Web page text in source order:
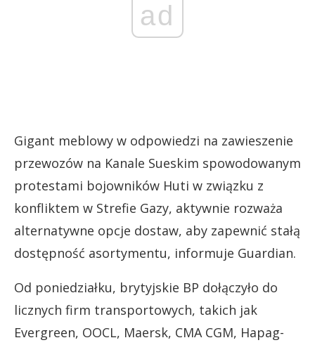
ad
Gigant meblowy w odpowiedzi na zawieszenie
przewozów na Kanale Sueskim spowodowanym
protestami bojowników Huti w związku z
konfliktem w Strefie Gazy, aktywnie rozważa
alternatywne opcje dostaw, aby zapewnić stałą
dostępność asortymentu, informuje Guardian.
Od poniedziałku, brytyjskie BP dołączyło do
licznych firm transportowych, takich jak
Evergreen, OOCL, Maersk, CMA CGM, Hapag-